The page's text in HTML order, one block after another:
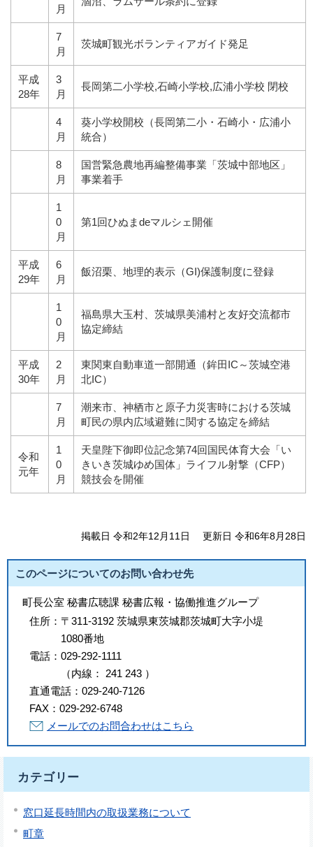
月
7
月
茨城町観光ボランティアガイド発足
平成
28年
3
月
長岡第二小学校,石崎小学校,広浦小学校 閉校
4
月
葵小学校開校（長岡第二小・石崎小・広浦小
統合）
8
月
国営緊急農地再編整備事業「茨城中部地区」
事業着手
1
0
月
第1回ひぬまdeマルシェ開催
平成
29年
6
月
飯沼栗、地理的表示（GI)保護制度に登録
1
0
月
福島県大玉村、茨城県美浦村と友好交流都市
協定締結
平成
30年
2
月
東関東自動車道一部開通（鉾田IC～茨城空港
北IC）
7
月
潮来市、神栖市と原子力災害時における茨城
町民の県内広域避難に関する協定を締結
令和
元年
1
0
月
天皇陛下御即位記念第74回国民体育大会「い
きいき茨城ゆめ国体」ライフル射撃（CFP）
競技会を開催
掲載日 令和2年12月11日 更新日 令和6年8月28日
このページについてのお問い合わせ先
町長公室 秘書広聴課 秘書広報・協働推進グループ
住所： 〒311-3192 茨城県東茨城郡茨城町大字小堤
1080番地
電話： 029-292-1111
（内線 ： 241 243 ）
直通電話： 029-240-7126
FAX： 029-292-6748
メールでのお問合わせはこちら
カテゴリー
窓口延長時間内の取扱業務について
町章